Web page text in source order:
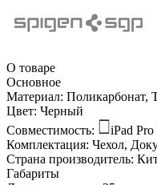
О товаре
Основное
Материал: Поликарбонат,
Цвет: Черный
Совместимость:
iPad
Комплектация: Чехол,
Страна производитель:
Габариты